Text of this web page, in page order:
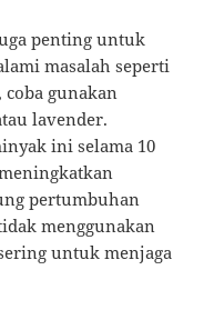
penting untuk
masalah seperti
gunakan
lavender.
ini selama 10
pertumbuhan
menggunakan
untuk menjaga